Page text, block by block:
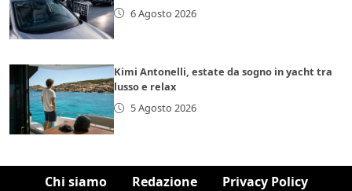
6 Agosto 2026
Kimi Antonelli, estate da sogno in yacht tra
lusso e relax
5 Agosto 2026
Chi siamo Redazione Privacy Policy